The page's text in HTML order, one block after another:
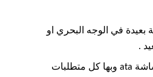
بعيدة في الوجه البحري او
.
لقد وفرنا لك سيارة اصلاح شاشة ata وبها كل متطلبات